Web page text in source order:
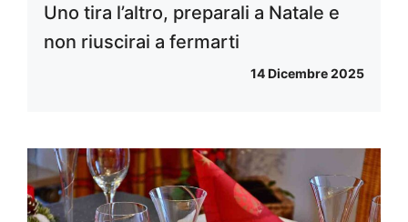
Uno tira l’altro, preparali a Natale e
non riuscirai a fermarti
14 Dicembre 2025